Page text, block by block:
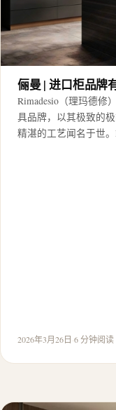
俪曼 | 进口柜品牌
Rimadesio（理玛德修
具品牌，以其极致的
精湛的工艺闻名于世
2026年3月26日·6 分钟阅读